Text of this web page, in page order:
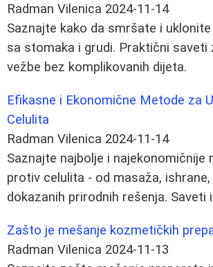
Radman Vilenica 2024-11-14
Saznajte kako da smršate i
sa stomaka i grudi. Praktični saveti
vežbe bez komplikovanih dijeta.
Efikasne i Ekonomične Metode za
Celulita
Radman Vilenica 2024-11-14
Saznajte najbolje i najekonomičnije
protiv celulita - od masaža,
dokazanih prirodnih rešenja. Saveti
Zašto je mešanje kozmetičkih
Radman Vilenica 2024-11-13